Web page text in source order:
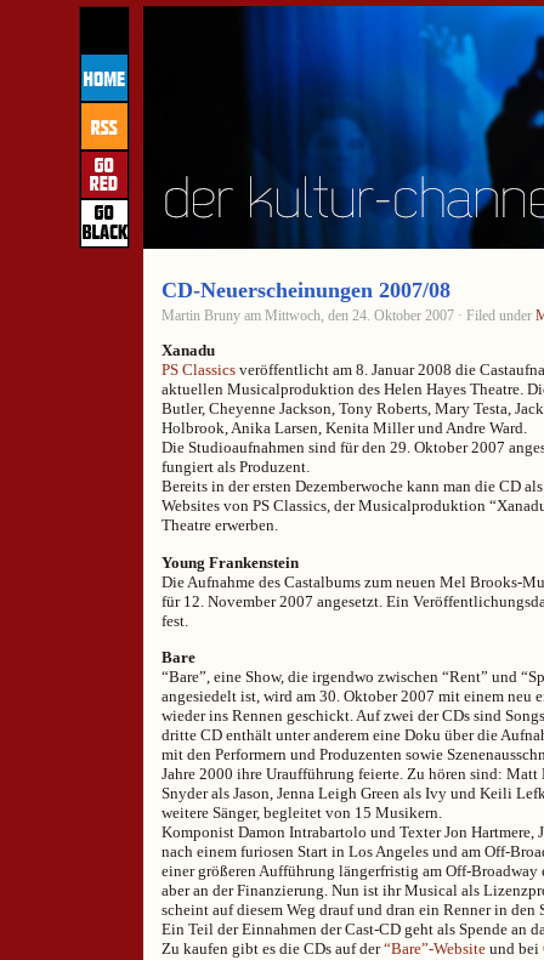
CD-Neuerscheinungen 2007/08
Martin Bruny am Mittwoch, den 24. Oktober 2007 · Filed under
Xanadu
PS Classics veröffentlicht am 8. Januar 2008 die
aktuellen Musicalproduktion des Helen Hayes Theatre.
Butler, Cheyenne Jackson, Tony Roberts, Mary Testa,
Holbrook, Anika Larsen, Kenita Miller und Andre Ward.
Die Studioaufnahmen sind für den 29. Oktober 2007
fungiert als Produzent.
Bereits in der ersten Dezemberwoche kann man die CD
Websites von PS Classics, der Musicalproduktion
Theatre erwerben.
Young Frankenstein
Die Aufnahme des Castalbums zum neuen Mel Brooks-
für 12. November 2007 angesetzt. Ein
fest.
Bare
“Bare”, eine Show, die irgendwo zwischen “Rent” und
angesiedelt ist, wird am 30. Oktober 2007 mit einem neu
wieder ins Rennen geschickt. Auf zwei der CDs sind
dritte CD enthält unter anderem eine Doku über die
mit den Performern und Produzenten sowie
Jahre 2000 ihre Uraufführung feierte. Zu hören sind: Matt
Snyder als Jason, Jenna Leigh Green als Ivy und Keili
weitere Sänger, begleitet von 15 Musikern.
Komponist Damon Intrabartolo und Texter Jon Hartmere,
nach einem furiosen Start in Los Angeles und am Off-
einer größeren Aufführung längerfristig am Off-Broadway
aber an der Finanzierung. Nun ist ihr Musical als
scheint auf diesem Weg drauf und dran ein Renner in den
Ein Teil der Einnahmen der Cast-CD geht als Spende an
Zu kaufen gibt es die CDs auf der“Bare”-Website und bei